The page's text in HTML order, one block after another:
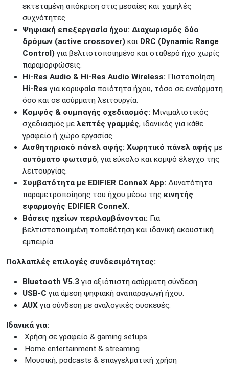
εκτεταμένη απόκριση στις μεσαίες και χαμηλές
συχνότητες.
Ψηφιακή επεξεργασία ήχου: Διαχωρισμός δύο
δρόμων (active crossover) και DRC (Dynamic Range
Control) για βελτιστοποιημένο και σταθερό ήχο χωρίς
παραμορφώσεις.
Hi-Res Audio & Hi-Res Audio Wireless: Πιστοποίηση
Hi-Res για κορυφαία ποιότητα ήχου, τόσο σε ενσύρματη
όσο και σε ασύρματη λειτουργία.
Κομψός & συμπαγής σχεδιασμός: Μινιμαλιστικός
σχεδιασμός με λεπτές γραμμές, ιδανικός για κάθε
γραφείο ή χώρο εργασίας.
Αισθητηριακό πάνελ αφής: Χωρητικό πάνελ αφής με
αυτόματο φωτισμό, για εύκολο και κομψό έλεγχο της
λειτουργίας.
Συμβατότητα με EDIFIER ConneX App: Δυνατότητα
παραμετροποίησης του ήχου μέσω της κινητής
εφαρμογής EDIFIER ConneX.
Βάσεις ηχείων περιλαμβάνονται: Για
βελτιστοποιημένη τοποθέτηση και ιδανική ακουστική
εμπειρία.
Πολλαπλές επιλογές συνδεσιμότητας:
Bluetooth V5.3 για αξιόπιστη ασύρματη σύνδεση.
USB-C για άμεση ψηφιακή αναπαραγωγή ήχου.
AUX για σύνδεση με αναλογικές συσκευές.
Ιδανικά για:
Χρήση σε γραφείο & gaming setups
Home entertainment & streaming
Μουσική, podcasts & επαγγελματική χρήση